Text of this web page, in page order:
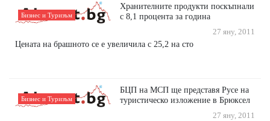
Бизнес и Туризъм
Хранителните продукти поскъпнали
с 8,1 процента за година
27 яну, 2011
Цената на брашното се е увеличила с 25,2 на сто
Бизнес и Туризъм
БЦП на МСП ще представя Русе на
туристическо изложение в Брюксел
27 яну, 2011